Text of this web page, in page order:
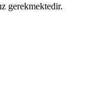
gerekmektedir.